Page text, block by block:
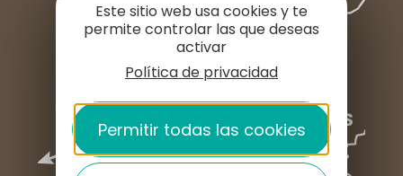
Este sitio web usa cookies y te
permite controlar las que deseas
activar
Política de privacidad
Permitir todas las cookies